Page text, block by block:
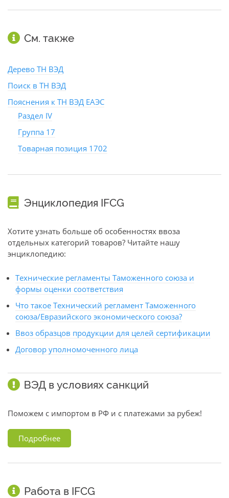
См. также
Дерево ТН ВЭД
Поиск в ТН ВЭД
Пояснения к ТН ВЭД ЕАЭС
Раздел IV
Группа 17
Товарная позиция 1702
Энциклопедия IFCG
Хотите узнать больше об особенностях ввоза
отдельных категорий товаров? Читайте нашу
энциклопедию:
Технические регламенты Таможенного союза и
формы оценки соответствия
Что такое Технический регламент Таможенного
союза/Евразийского экономического союза?
Ввоз образцов продукции для целей сертификации
Договор уполномоченного лица
ВЭД в условиях санкций
Поможем с импортом в РФ и с платежами за рубеж!
Подробнее
Работа в IFCG